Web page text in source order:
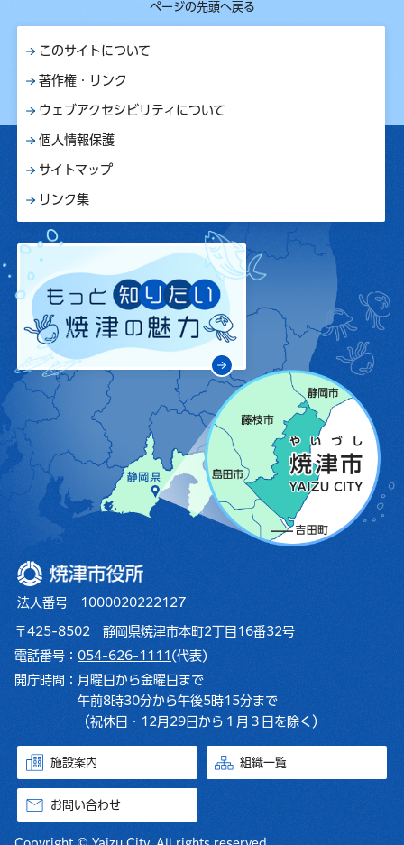
ページの先頭へ戻る
このサイトについて
著作権・リンク
ウェブアクセシビリティについて
個人情報保護
サイトマップ
リンク集
焼津市役所
法人番号 1000020222127
〒425-8502 静岡県焼津市本町2丁目16番32号
電話番号： 054-626-1111 (代表)
開庁時間： 月曜日から金曜日まで
午前8時30分から午後5時15分まで
（祝休日・12月29日から１月３日を除く）
施設案内 組織一覧
お問い合わせ